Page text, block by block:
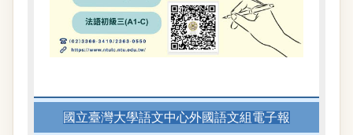
國立臺灣大學語文中心外國語文組電子報